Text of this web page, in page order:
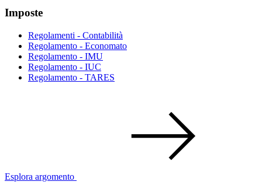
Imposte
Regolamenti - Contabilità
Regolamento - Economato
Regolamento - IMU
Regolamento - IUC
Regolamento - TARES
Esplora argomento